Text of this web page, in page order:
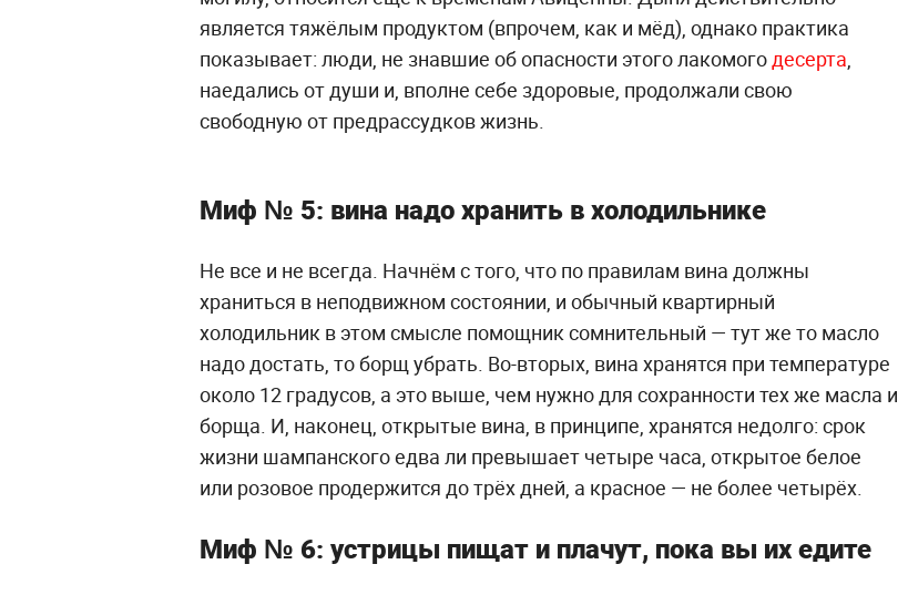
является тяжёлым продуктом (впрочем, как и мёд), однако практика
показывает: люди, не знавшие об опасности этого лакомогодесерта,
наедались от души и, вполне себе здоровые, продолжали свою
свободную от предрассудков жизнь.
Миф № 5: вина надо хранить в холодильнике
Не все и не всегда. Начнём с того, что по правилам вина должны
храниться в неподвижном состоянии, и обычный квартирный
холодильник в этом смысле помощник сомнительный — тут же то масло
надо достать, то борщ убрать. Во-вторых, вина хранятся при температуре
около 12 градусов, а это выше, чем нужно для сохранности тех же масла и
борща. И, наконец, открытые вина, в принципе, хранятся недолго: срок
жизни шампанского едва ли превышает четыре часа, открытое белое
или розовое продержится до трёх дней, а красное — не более четырёх.
Миф № 6: устрицы пищат и плачут, пока вы их едите